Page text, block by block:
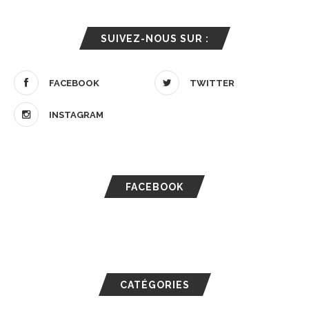
SUIVEZ-NOUS SUR :
FACEBOOK TWITTER
INSTAGRAM
FACEBOOK
CATÉGORIES